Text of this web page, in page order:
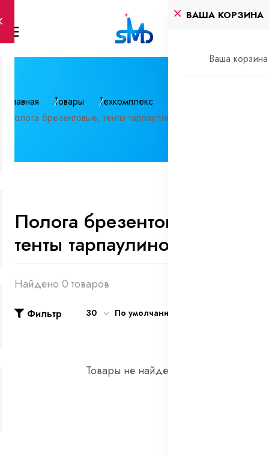
ВАША КОРЗИНА
Ваша корзина
Главная Товары
Техкомплекс
Полога брезентовые, тенты тарпаулиновые
Полога брезентовые,
тенты тарпаулиновые
Найдено 0 товаров
Фильтр 30 По умолчанию
Товары не найдены!